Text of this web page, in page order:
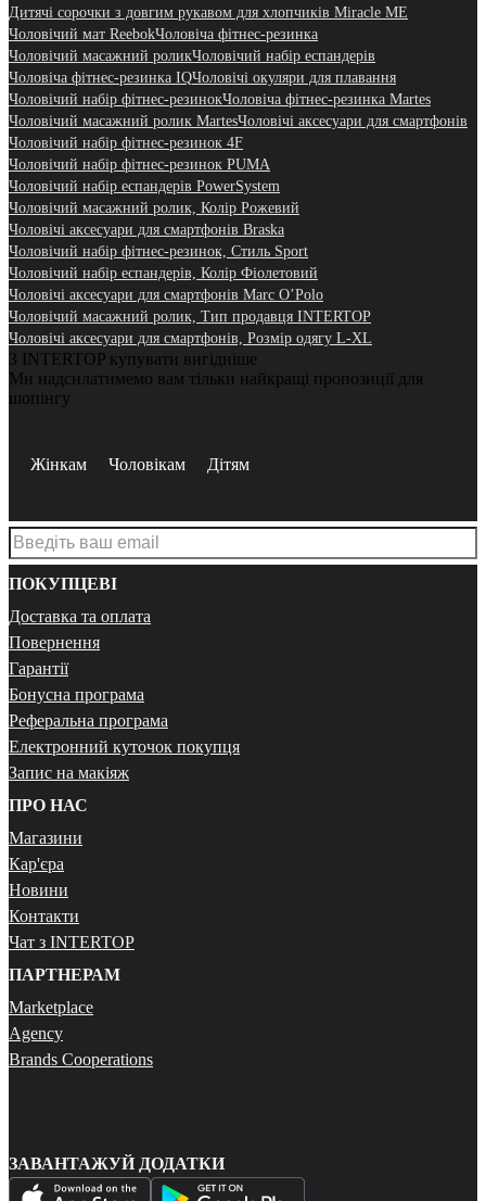
Дитячі сорочки з довгим рукавом для хлопчиків Miracle ME
Чоловічий мат ReebokЧоловіча фітнес-резинка
Чоловічий масажний роликЧоловічий набір еспандерів
Чоловіча фітнес-резинка IQЧоловічі окуляри для плавання
Чоловічий набір фітнес-резинокЧоловіча фітнес-резинка Martes
Чоловічий масажний ролик MartesЧоловічі аксесуари для смартфонів
Чоловічий набір фітнес-резинок 4F
Чоловічий набір фітнес-резинок PUMA
Чоловічий набір еспандерів PowerSystem
Чоловічий масажний ролик, Колір Рожевий
Чоловічі аксесуари для смартфонів Braska
Чоловічий набір фітнес-резинок, Стиль Sport
Чоловічий набір еспандерів, Колір Фіолетовий
Чоловічі аксесуари для смартфонів Marc O’Polo
Чоловічий масажний ролик, Тип продавця INTERTOP
Чоловічі аксесуари для смартфонів, Розмір одягу L-XL
З INTERTOP купувати вигідніше
Ми надсилатимемо вам тільки найкращі пропозиції для
шопінгу
Жінкам Чоловікам Дітям
ПОКУПЦЕВІ
Доставка та оплата
Повернення
Гарантії
Бонусна програма
Реферальна програма
Електронний куточок покупця
Запис на макіяж
ПРО НАС
Магазини
Кар'єра
Новини
Контакти
Чат з INTERTOP
ПАРТНЕРАМ
Marketplace
Agency
Brands Cooperations
ЗАВАНТАЖУЙ ДОДАТКИ